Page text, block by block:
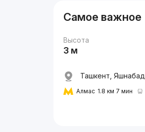
Самое важное
Высота
3 м
Ташкент,
Алмас 1.8 км 7 мин